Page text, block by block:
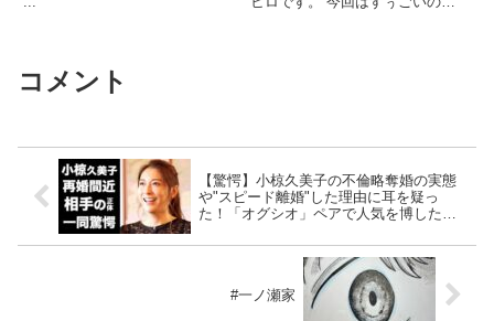
コメント
【驚愕】小椋久美子の不倫略奪婚の実態
や"スピード離婚"した理由に耳を疑っ
た！「オグシオ」ペアで人気を博したバ
のお相手に一同驚愕！
#一ノ瀬家